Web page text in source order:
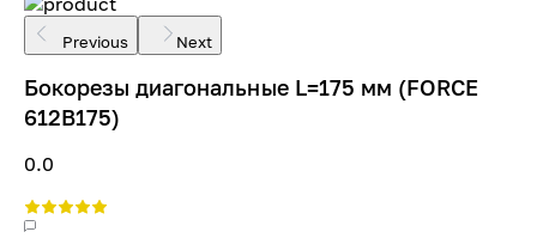
Previous Next
Бокорезы диагональные L=175 мм (FORCE
612B175)
0.0